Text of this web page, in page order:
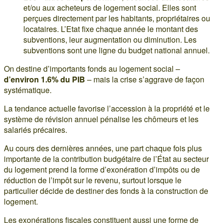
et/ou aux acheteurs de logement social. Elles sont
perçues directement par les habitants, propriétaires ou
locataires. L’Etat fixe chaque année le montant des
subventions, leur augmentation ou diminution. Les
subventions sont une ligne du budget national annuel.
On destine d’importants fonds au logement social –
d’environ 1.6% du PIB – mais la crise s’aggrave de façon
systématique.
La tendance actuelle favorise l’accession à la propriété et le
système de révision annuel pénalise les chômeurs et les
salariés précaires.
Au cours des dernières années, une part chaque fois plus
importante de la contribution budgétaire de l’État au secteur
du logement prend la forme d’exonération d’impôts ou de
réduction de l’impôt sur le revenu, surtout lorsque le
particulier décide de destiner des fonds à la construction de
logement.
Les exonérations fiscales constituent aussi une forme de